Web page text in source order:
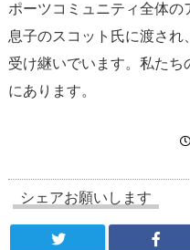
ポーツコミュニティ全体
息子のスコット氏に渡さ
受け継いでいます。私た
にあります。
シェアお願いします